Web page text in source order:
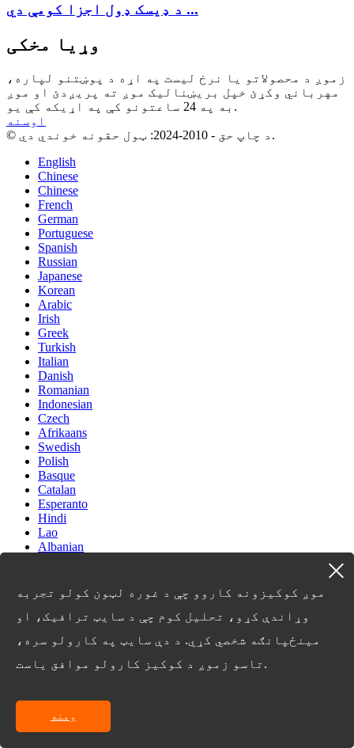
د ډیسک ډول اجزا کومې دي ...
وړیا مخکی
زموږ د محصولاتو یا نرخ لیست په اړه د پوښتنو لپاره،
مهرباني وکړئ خپل بریښنالیک موږ ته پریږدئ او موږ
به په 24 ساعتونو کې په اړیکه کې یو.
اوسنه
© د چاپ حق - 2010-2024: ټول حقونه خوندي دي.
English
Chinese
Chinese
French
German
Portuguese
Spanish
Russian
Japanese
Korean
Arabic
Irish
Greek
Turkish
Italian
Danish
Romanian
Indonesian
Czech
Afrikaans
Swedish
Polish
Basque
Catalan
Esperanto
Hindi
Lao
Albanian
Azerbaijani
Belarusian
Bengali
Bulgarian
Cebuano
Chichewa
Croatian
Dutch
Estonian
موږ کوکیزونه کاروو چې د غوره لټون کولو تجربه
وړاندې کړو، تحلیل کوم چې د سایټ ترافیک، او
مینځپانګه شخصي کړي. د دې سایټ په کارولو سره،
تاسو زموږ د کوکیز کارولو موافق یاست.
ومنه